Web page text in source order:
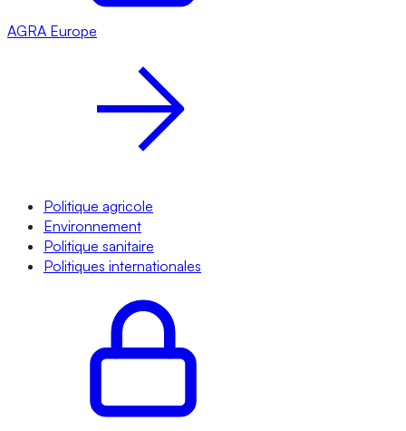
AGRA Europe
Politique agricole
Environnement
Politique sanitaire
Politiques internationales